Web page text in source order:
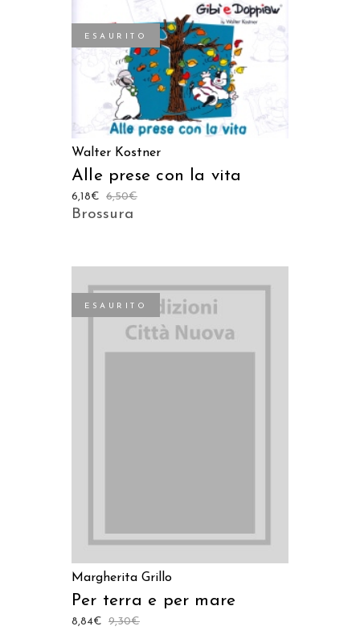
ESAURITO
LEGGI TUTTO
Walter Kostner
Alle prese con la vita
6,50€
6,18€
Brossura
ESAURITO
Margherita Grillo
Per terra e per mare
9,30€
8,84€